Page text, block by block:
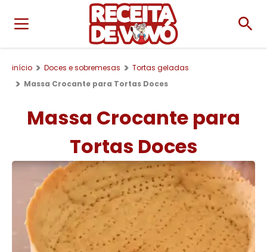
início Doces e sobremesas
Tortas geladas
Massa Crocante para Tortas Doces
Massa Crocante para
Tortas Doces